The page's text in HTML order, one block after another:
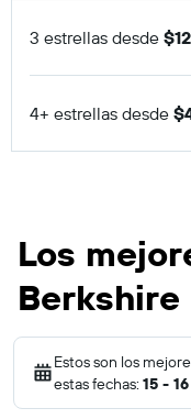
3 estrellas desde
4+ estrellas desde
Los
Berkshire
Estos son los
estas fechas: 15 -